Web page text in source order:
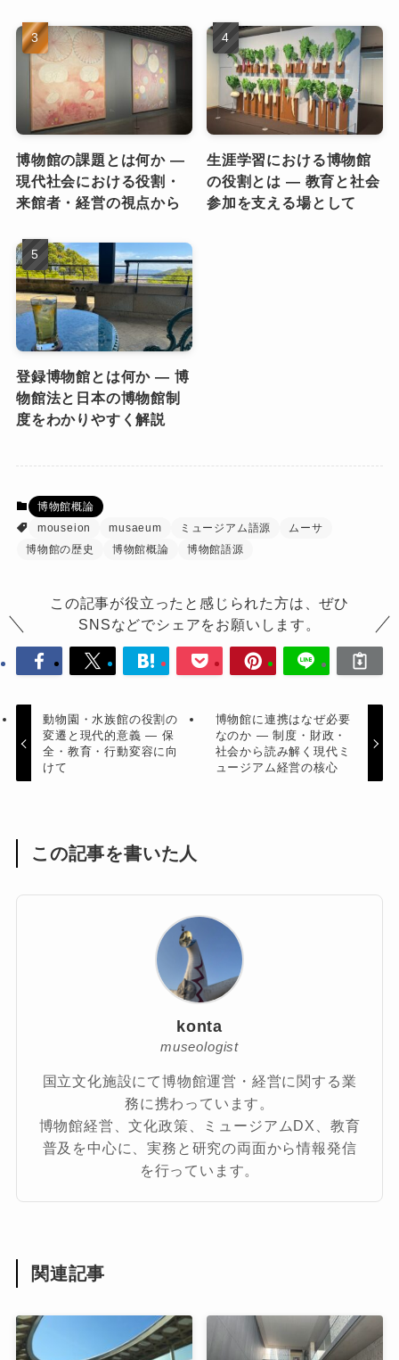
博物館の課題とは何か ―
現代社会における役割・
来館者・経営の視点から
生涯学習における博物館
の役割とは ― 教育と社会
参加を支える場として
登録博物館とは何か ― 博
物館法と日本の博物館制
度をわかりやすく解説
博物館概論
mouseion
musaeum ミュージアム語源
ムーサ
博物館の歴史
博物館概論 博物館語源
この記事が役立ったと感じられた方は、ぜひ
SNSなどでシェアをお願いします。
動物園・水族館の役割の
変遷と現代的意義 ― 保
全・教育・行動変容に向
けて
博物館に連携はなぜ必要
なのか ― 制度・財政・
社会から読み解く現代ミ
ュージアム経営の核心
この記事を書いた人
konta
museologist
国立文化施設にて博物館運営・経営に関する業
務に携わっています。
博物館経営、文化政策、ミュージアムDX、教育
普及を中心に、実務と研究の両面から情報発信
を行っています。
関連記事